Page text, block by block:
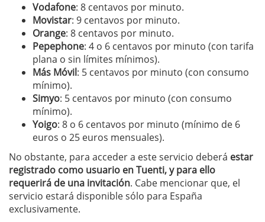
Vodafone: 8 centavos por minuto.
Movistar: 9 centavos por minuto.
Orange: 8 centavos por minuto.
Pepephone: 4 o 6 centavos por minuto (con tarifa
plana o sin límites mínimos).
Más Móvil: 5 centavos por minuto (con consumo
mínimo).
Simyo: 5 centavos por minuto (con consumo
mínimo).
Yoigo: 8 o 6 centavos por minuto (mínimo de 6
euros o 25 euros mensuales).
No obstante, para acceder a este servicio deberá estar
registrado como usuario en Tuenti, y para ello
requerirá de una invitación. Cabe mencionar que, el
servicio estará disponible sólo para España
exclusivamente.